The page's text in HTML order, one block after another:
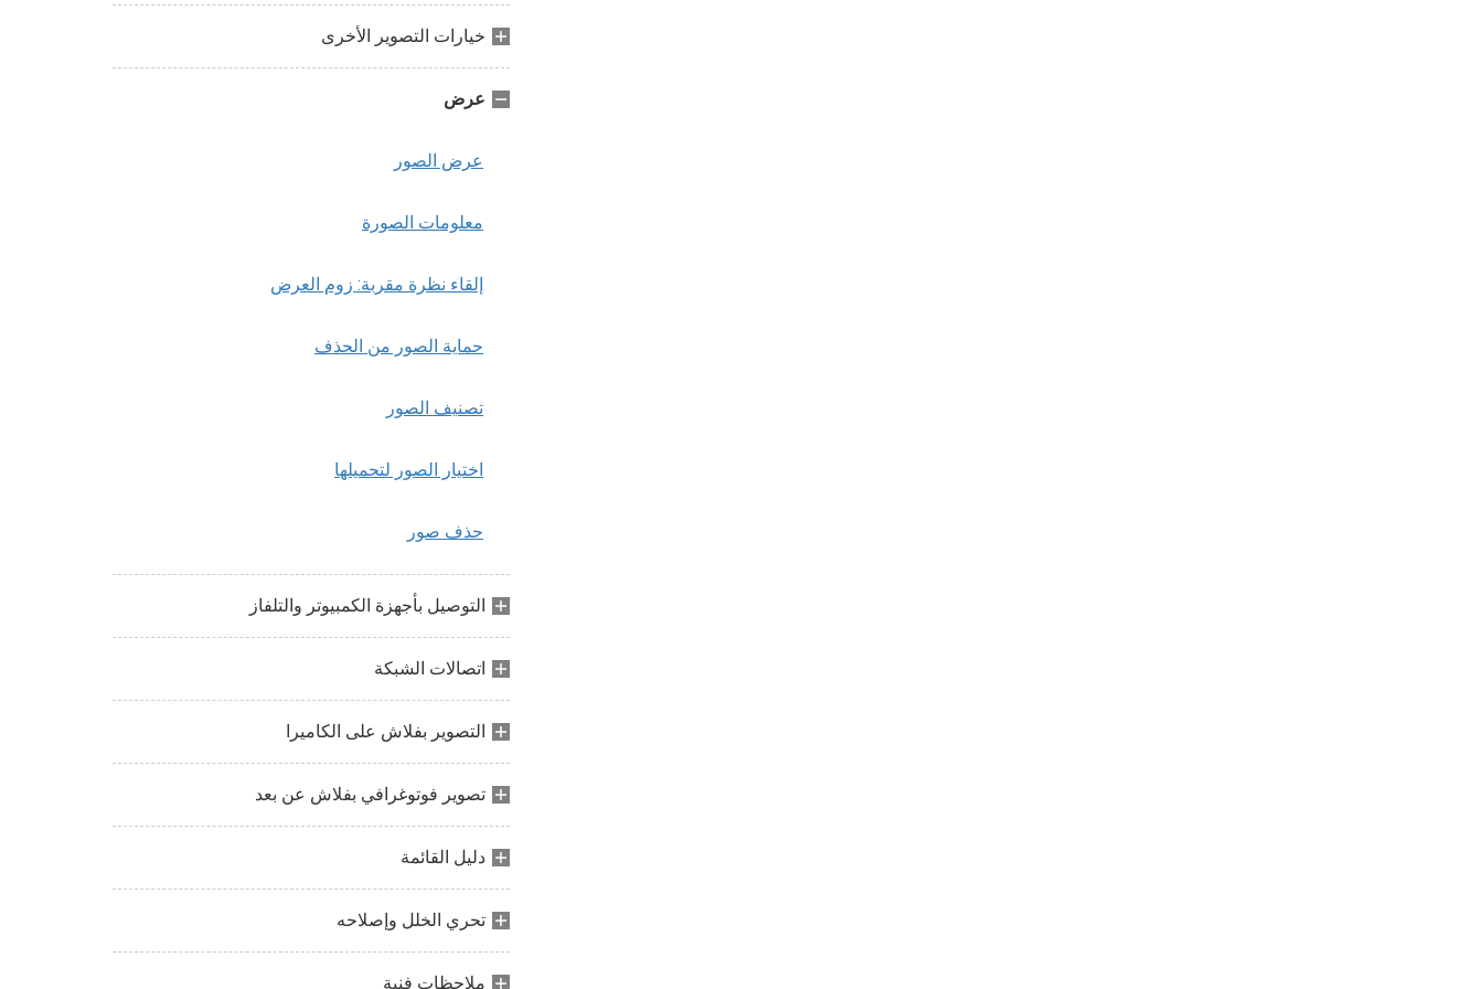
خيارات التصوير الأخرى
عرض
عرض الصور
معلومات الصورة
إلقاء نظرة مقربة: زوم العرض
حماية الصور من الحذف
تصنيف الصور
اختيار الصور لتحميلها
حذف صور
التوصيل بأجهزة الكمبيوتر والتلفاز
اتصالات الشبكة
التصوير بفلاش على الكاميرا
تصوير فوتوغرافي بفلاش عن بعد
دليل القائمة
تحري الخلل وإصلاحه
ملاحظات فنية